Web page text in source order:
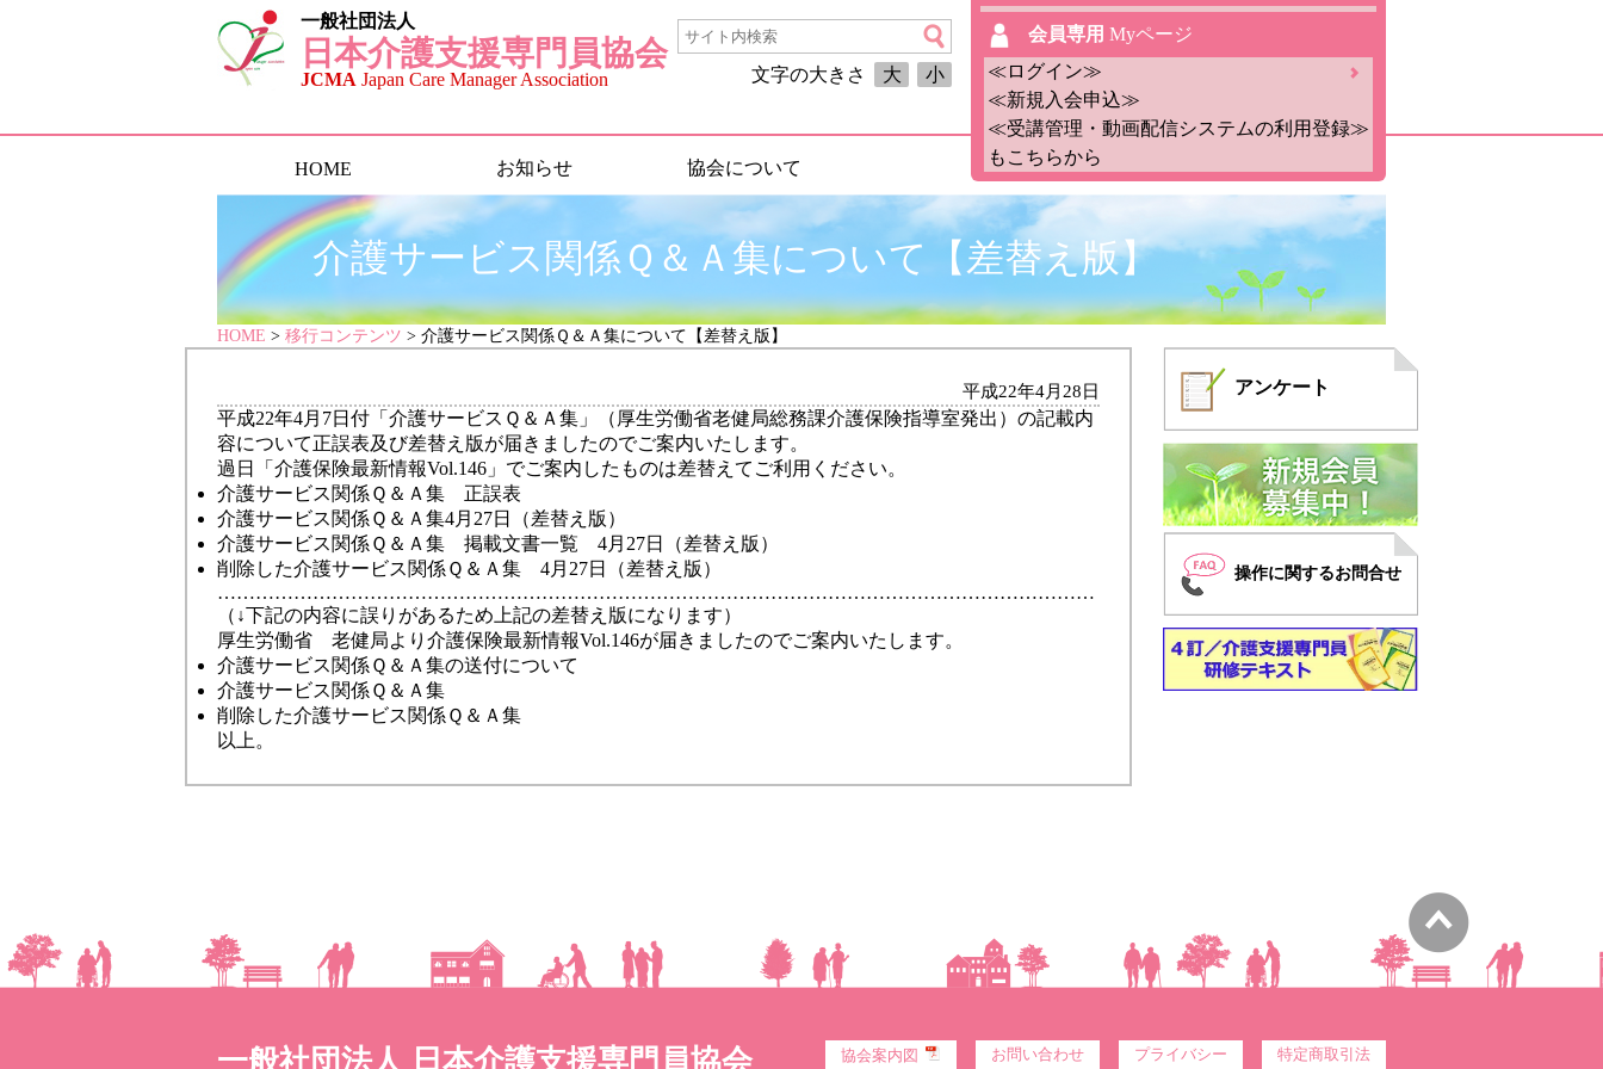
一般社団法人
日本介護支援専門員協会
JCMA Japan Care Manager Association 文字の大きさ 大 小
会員専用 Myページ
≪ログイン≫
≪新規入会申込≫
≪受講管理・動画配信システムの利用登録≫
もこちらから
HOME お知らせ 協会について
介護サービス関係Ｑ＆Ａ集について【差替え版】
HOME > 移行コンテンツ > 介護サービス関係Ｑ＆Ａ集について【差替え版】
平成22年4月28日
平成22年4月7日付「介護サービスＱ＆Ａ集」（厚生労働省老健局総務課介護保険指導室発出）の記載内
容について正誤表及び差替え版が届きましたのでご案内いたします。
過日「介護保険最新情報Vol.146」でご案内したものは差替えてご利用ください。
介護サービス関係Ｑ＆Ａ集 正誤表
介護サービス関係Ｑ＆Ａ集4月27日（差替え版）
介護サービス関係Ｑ＆Ａ集 掲載文書一覧 4月27日（差替え版）
削除した介護サービス関係Ｑ＆Ａ集 4月27日（差替え版）
…………………………………………………………………………………………………………………………
（↓下記の内容に誤りがあるため上記の差替え版になります）
厚生労働省 老健局より介護保険最新情報Vol.146が届きましたのでご案内いたします。
介護サービス関係Ｑ＆Ａ集の送付について
介護サービス関係Ｑ＆Ａ集
削除した介護サービス関係Ｑ＆Ａ集
以上。
アンケート
操作に関するお問合せ
一般社団法人 日本介護支援専門員協会 協会案内図 お問い合わせ プライバシー 特定商取引法